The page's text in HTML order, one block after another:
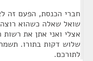
חברי הכנסת, הפעם זה
שואל שאלה כשהוא
אצלי ואני אתן את
שלוש דקות בתורו.
לתורכם.